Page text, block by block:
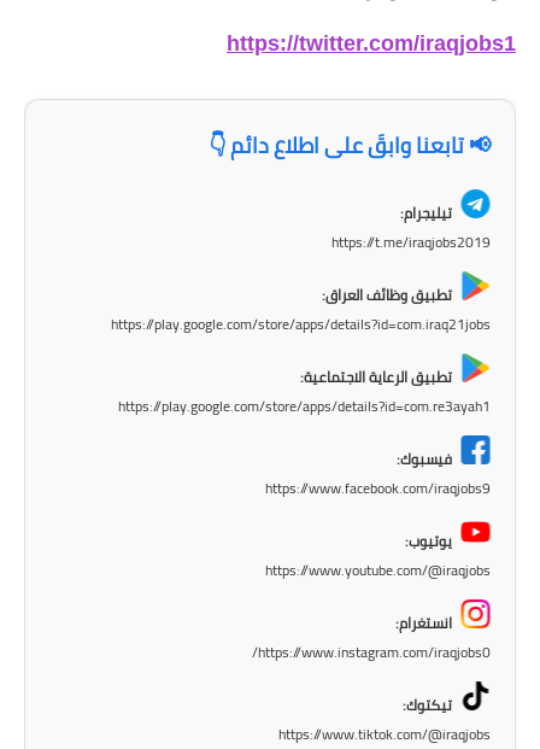
المرحلة الابتدائية
المرحلة الاعدادية
استمارة القبول المركزي
العامة
https://twitter.com/iraqjobs1
📢 تابعنا وابقَ على اطلاع دائم 👇
تيليجرام:
https://t.me/iraqjobs2019
تطبيق وظائف العراق:
https://play.google.com/store/apps/details?id=com.iraq21jobs
تطبيق الرعاية الاجتماعية:
https://play.google.com/store/apps/details?id=com.re3ayah1
فيسبوك:
https://www.facebook.com/iraqjobs9
يوتيوب:
https://www.youtube.com/@iraqjobs
انستغرام:
https://www.instagram.com/iraqjobs0/
تيكتوك:
https://www.tiktok.com/@iraqjobs